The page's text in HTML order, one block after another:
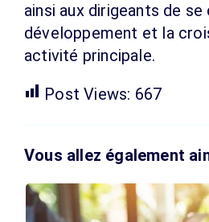
ainsi aux dirigeants de
développement et la
activité principale.
Post Views: 667
Vous allez également